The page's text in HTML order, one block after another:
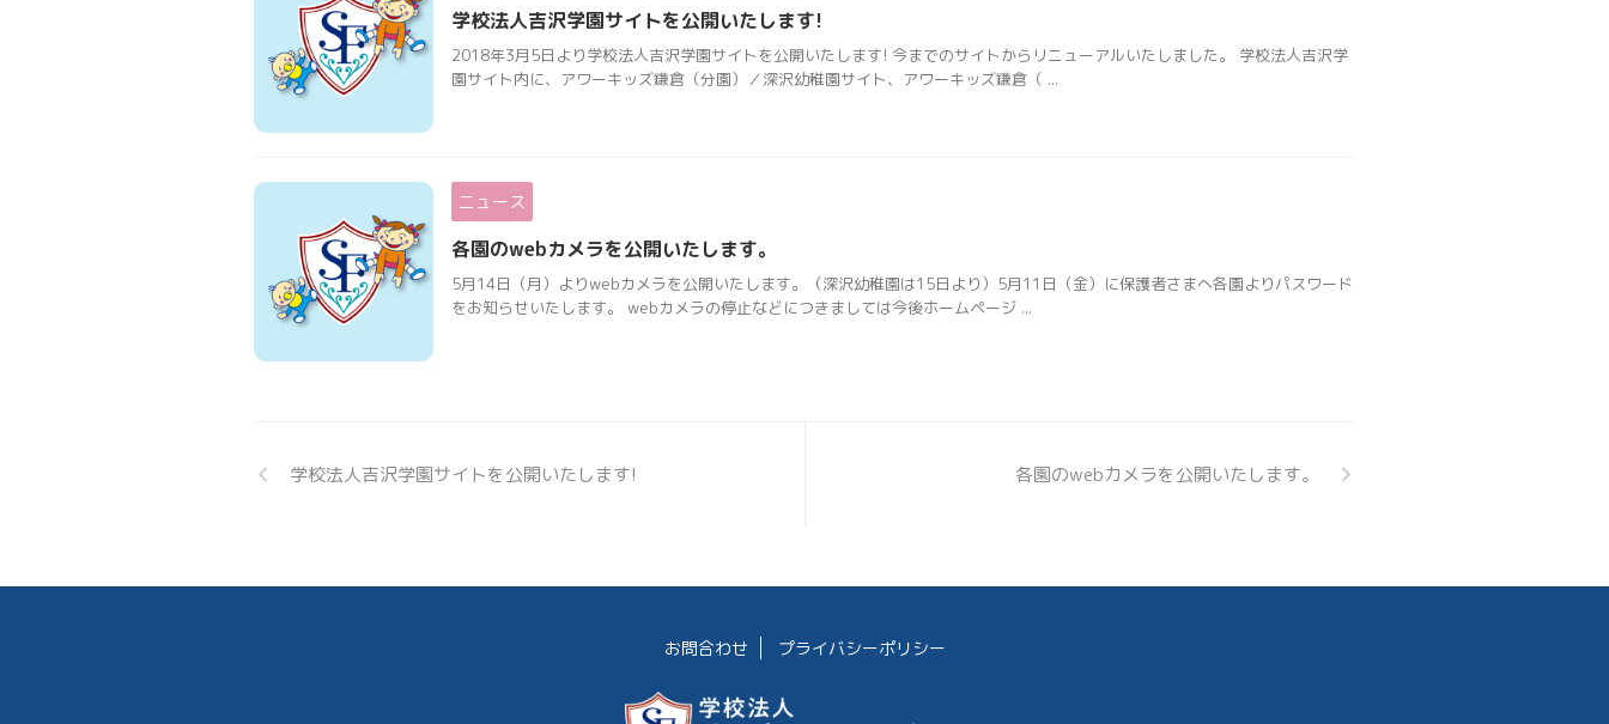
学校法人吉沢学園サイトを公開いたします!
2018年3月5日より学校法人吉沢学園サイトを公開いたします! 今までのサイトからリニューアルいたしました。 学校法人吉沢学
園サイト内に、アワーキッズ鎌倉（分園）／深沢幼稚園サイト、アワーキッズ鎌倉（ ...
ニュース
各園のwebカメラを公開いたします。
5月14日（月）よりwebカメラを公開いたします。（深沢幼稚園は15日より）5月11日（金）に保護者さまへ各園よりパスワード
をお知らせいたします。 webカメラの停止などにつきましては今後ホームページ ...
学校法人吉沢学園サイトを公開いたします! 各園のwebカメラを公開いたします。
お問合わせ プライバシーポリシー